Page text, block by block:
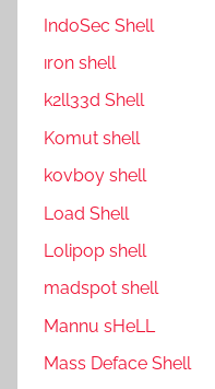
IndoSec Shell
ıron shell
k2ll33d Shell
Komut shell
kovboy shell
Load Shell
Lolipop shell
madspot shell
Mannu sHeLL
Mass Deface Shell